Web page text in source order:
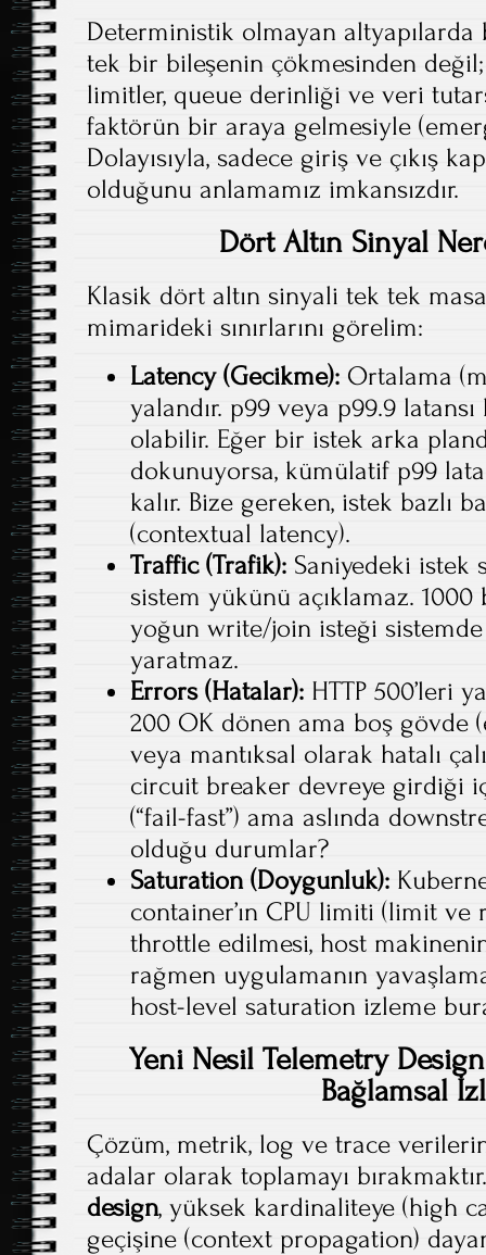
Deterministik olmayan
tek bir bileşenin çökmesinden
limitler, queue derinliği ve veri
faktörün bir araya gelmesiyle
Dolayısıyla, sadece giriş ve çıkış
olduğunu anlamamız imkansızdır.
Dört Altın Sinyal
Klasik dört altın sinyali tek tek
mimarideki sınırlarını görelim:
Latency (Gecikme): Ortalama
yalandır. p99 veya p99.9 latansı
olabilir. Eğer bir istek arka
dokunuyorsa, kümülatif p99
kalır. Bize gereken, istek bazlı
(contextual latency).
Traffic (Trafik): Saniyedeki istek
sistem yükünü açıklamaz.
yoğun write/join isteği sistemde
yaratmaz.
Errors (Hatalar): HTTP 500’leri
200 OK dönen ama boş gövde
veya mantıksal olarak hatalı
circuit breaker devreye girdiği
(“fail-fast”) ama aslında
olduğu durumlar?
Saturation (Doygunluk):
container’ın CPU limiti (limit ve
throttle edilmesi, host
rağmen uygulamanın
host-level saturation izleme
Yeni Nesil Telemetry
Bağlamsal
Çözüm, metrik, log ve trace
adalar olarak toplamayı
design, yüksek kardinaliteye (high
geçişine (context propagation)